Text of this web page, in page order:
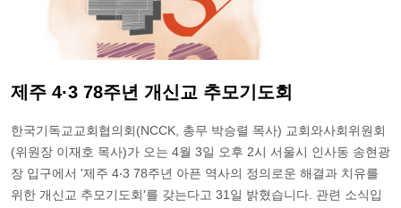
제주 4·3 78주년 개신교 추모기도회
한국기독교교회협의회(NCCK, 총무 박승렬 목사) 교회와사회위원회
(위원장 이재호 목사)가 오는 4월 3일 오후 2시 서울시 인사동 송현광
장 입구에서 '제주 4‧3 78주년 아픈 역사의 정의로운 해결과 치유를
위한 개신교 추모기도회'를 갖는다고 31일 밝혔습니다. 관련 소식입